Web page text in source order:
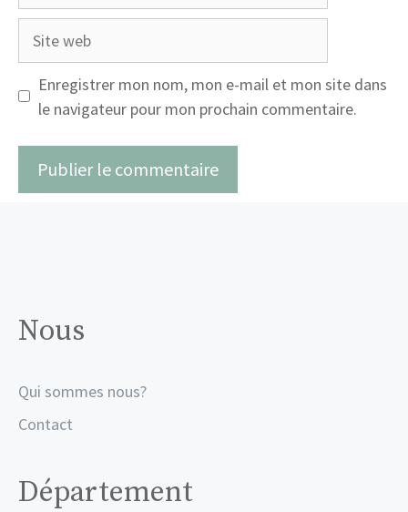
Site
Enregistrer mon nom, mon e-mail et mon site dans
le navigateur pour mon prochain commentaire.
Nous
Qui sommes nous?
Contact
Département